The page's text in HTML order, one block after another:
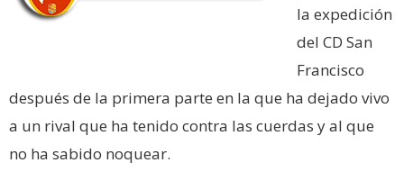
la expedición
del CD San
Francisco
después de la primera parte en la que ha dejado vivo
a un rival que ha tenido contra las cuerdas y al que
no ha sabido noquear.